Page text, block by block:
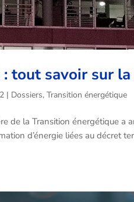
tout savoir sur
| Dossiers,Transition énergétique
de la Transition énergétique
d’énergie liées au décret